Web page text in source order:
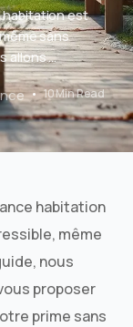
habitation est
sans
allons ...
10 Min Read
habitation
même
nous
proposer
prime sans